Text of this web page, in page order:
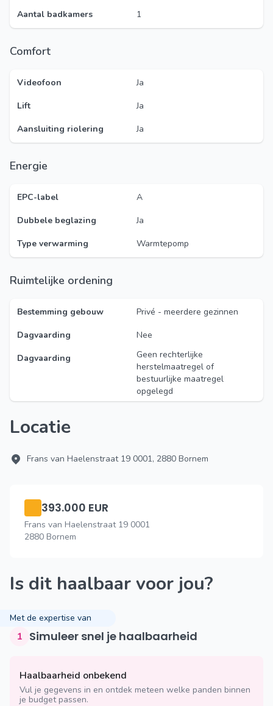
Aantal badkamers 1
Comfort
Videofoon
Ja
Lift
Ja
Aansluiting riolering
Ja
Energie
EPC-label
A
Dubbele beglazing
Ja
Type verwarming
Warmtepomp
Ruimtelijke ordening
Bestemming gebouw
Privé - meerdere gezinnen
Dagvaarding
Nee
Dagvaarding
Geen rechterlijke
herstelmaatregel of
bestuurlijke maatregel
opgelegd
Locatie
Frans van Haelenstraat 19 0001, 2880 Bornem
393.000 EUR
Frans van Haelenstraat 19 0001
2880 Bornem
Is dit haalbaar voor jou?
Met de expertise van
1 Simuleer snel je haalbaarheid
Haalbaarheid onbekend
Vul je gegevens in en ontdek meteen welke panden binnen
je budget passen.